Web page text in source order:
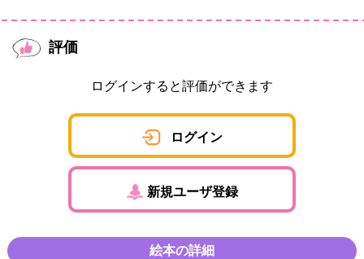
評価
ログインすると評価ができます
ログイン
新規ユーザ登録
絵本の詳細